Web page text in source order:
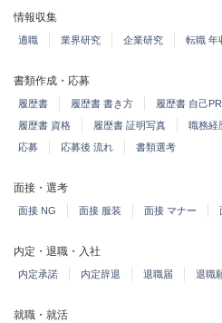
情報収集
適職 業界研究 企業研究 転職 年
書類作成・応募
履歴書 履歴書 書き方 履歴書 自己PR
履歴書 資格
履歴書 証明写真 職務経
応募
応募後 流れ 書類選考
面接・選考
面接 NG 面接 服装 面接 マナー
内定・退職・入社
内定承諾 内定辞退 退職届 退職
就職・就活